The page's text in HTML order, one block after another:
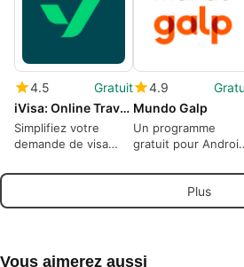
4.5
Gratuit
iVisa: Online Travel Visa ID
Simplifiez votre
demande de visa
4.9
Mundo Galp
Un programme
gratuit pour
Plus
Vous aimerez aussi